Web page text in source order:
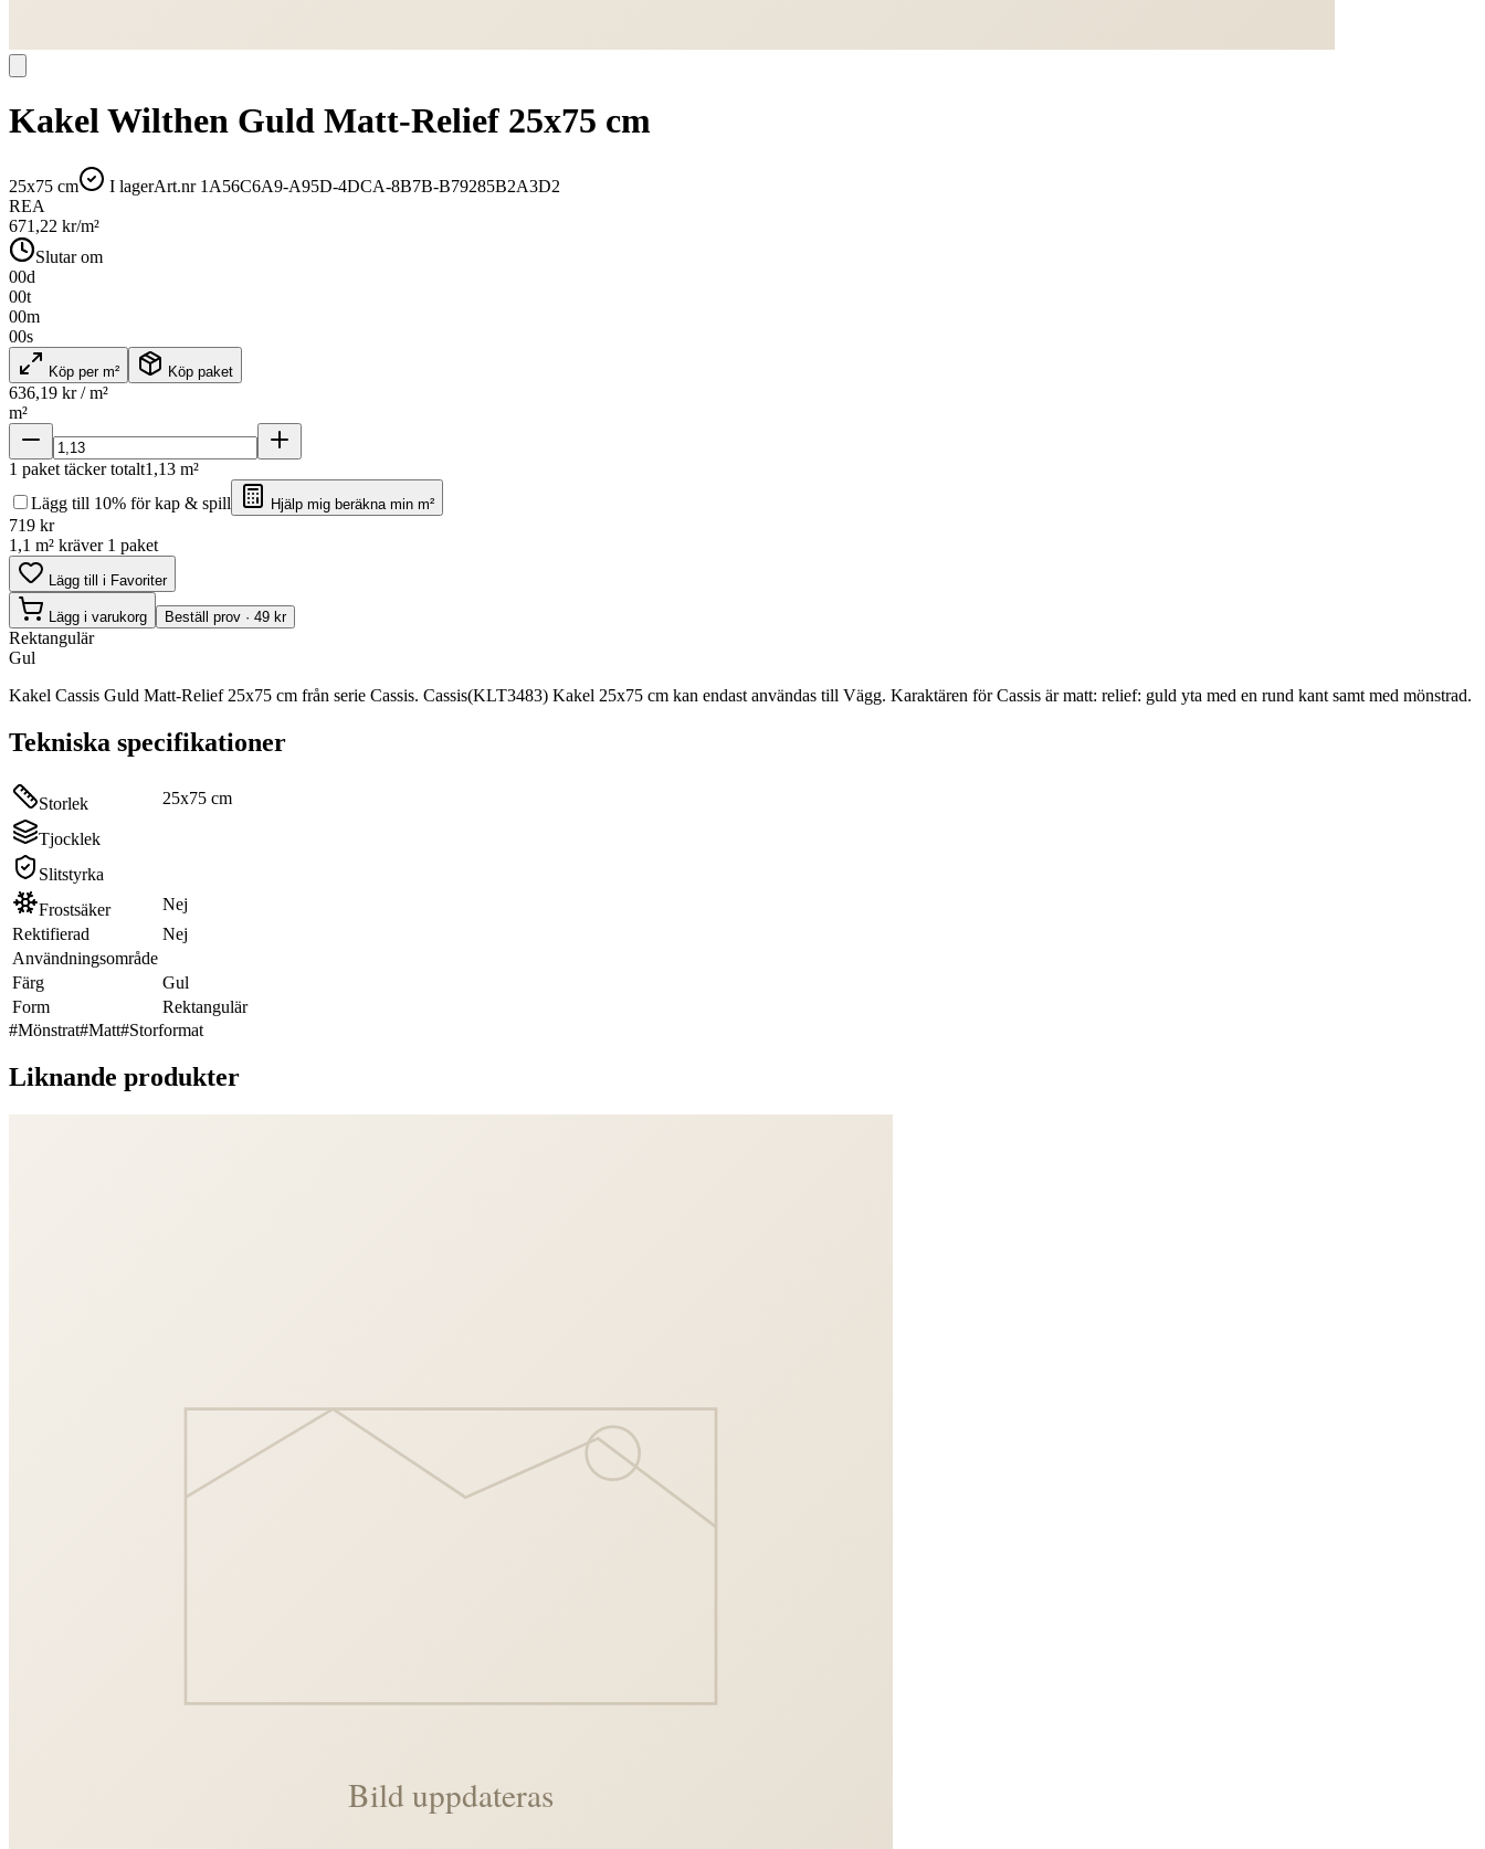
Kakel Wilthen Guld Matt-Relief 25x75 cm
25x75 cm I lagerArt.nr 1A56C6A9-A95D-4DCA-8B7B-B79285B2A3D2
REA
671,22 kr/m²
Slutar om
00d
00t
00m
00s
Köp per m² Köp paket
636,19 kr / m²
m²
1 paket täcker totalt1,13 m²
Lägg till 10% för kap & spill
Hjälp mig beräkna min m²
719 kr
1,1 m² kräver 1 paket
Lägg till i Favoriter
Lägg i varukorg Beställ prov · 49 kr
Rektangulär
Gul
Kakel Cassis Guld Matt-Relief 25x75 cm från serie Cassis. Cassis(KLT3483) Kakel 25x75 cm kan endast användas till Vägg. Karaktären för Cassis är matt: relief: guld yta med en rund kant samt med mönstrad.
Tekniska specifikationer
Storlek 25x75 cm
Tjocklek
Slitstyrka
Frostsäker
Nej
Rektifierad
Nej
Användningsområde
Färg
Gul
Form
Rektangulär
#Mönstrat#Matt#Storformat
Liknande produkter